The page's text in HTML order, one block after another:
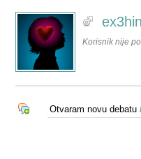
Korisnik nije
Otvaram novu debatu